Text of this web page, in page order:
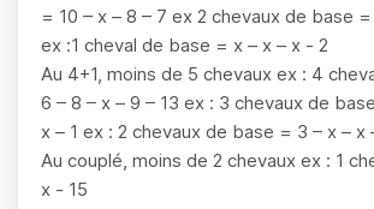
= 10 – x – 8 – 7 ex 2 chevaux de base
ex :1 cheval de base = x – x – x - 2
Au 4+1, moins de 5 chevaux ex : 4
6 – 8 – x – 9 – 13 ex : 3 chevaux de
x – 1 ex : 2 chevaux de base = 3 – x – x
Au couplé, moins de 2 chevaux ex : 1
x - 15